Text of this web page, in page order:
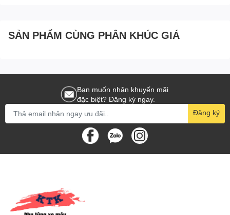
SẢN PHẨM CÙNG PHÂN KHÚC GIÁ
Bạn muốn nhận khuyến mãi
đặc biệt? Đăng ký ngay.
Đăng ký